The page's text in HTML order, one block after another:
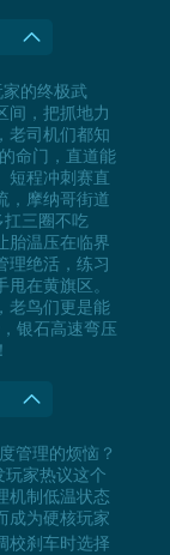
家的终极武
间，把抓地力
老司机们都知
命门，直道能
短程冲刺赛直
，摩纳哥街道
扛三圈不吃
胎温压在临界
理绝活，练习
在黄旗区。
老鸟们更是能
银石高速弯压
管理的烦恼？
玩家热议这个
机制低温状态
成为硬核玩家
校刹车时选择